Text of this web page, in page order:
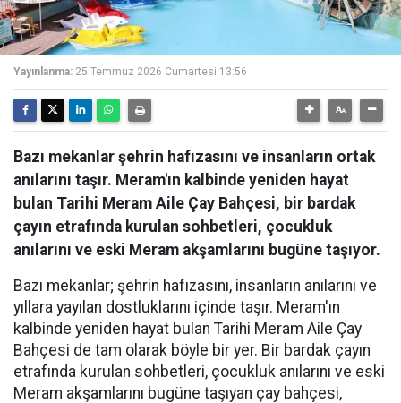
Yayınlanma: 25 Temmuz 2026 Cumartesi 13:56
Bazı mekanlar şehrin hafızasını ve insanların ortak
anılarını taşır. Meram'ın kalbinde yeniden hayat
bulan Tarihi Meram Aile Çay Bahçesi, bir bardak
çayın etrafında kurulan sohbetleri, çocukluk
anılarını ve eski Meram akşamlarını bugüne taşıyor.
Bazı mekanlar; şehrin hafızasını, insanların anılarını ve
yıllara yayılan dostluklarını içinde taşır. Meram'ın
kalbinde yeniden hayat bulan Tarihi Meram Aile Çay
Bahçesi de tam olarak böyle bir yer. Bir bardak çayın
etrafında kurulan sohbetleri, çocukluk anılarını ve eski
Meram akşamlarını bugüne taşıyan çay bahçesi,